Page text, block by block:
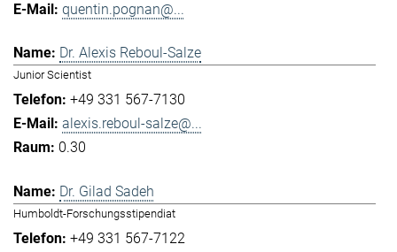
quentin.pognan@...
Dr. Alexis Reboul-Salze
Junior Scientist
+49 331 567-7130
alexis.reboul-salze@...
0.30
Dr. Gilad Sadeh
Humboldt-Forschungsstipendiat
+49 331 567-7122